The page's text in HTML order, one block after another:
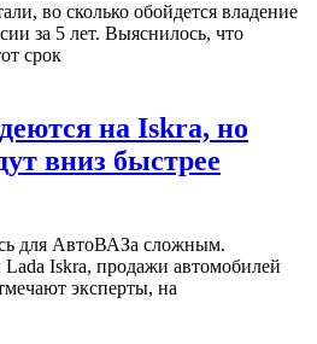
во сколько обойдется владение
за 5 лет. Выяснилось, что
срок
на Iskra, но
вниз быстрее
для АвтоВАЗа сложным.
Iskra, продажи автомобилей
эксперты, на